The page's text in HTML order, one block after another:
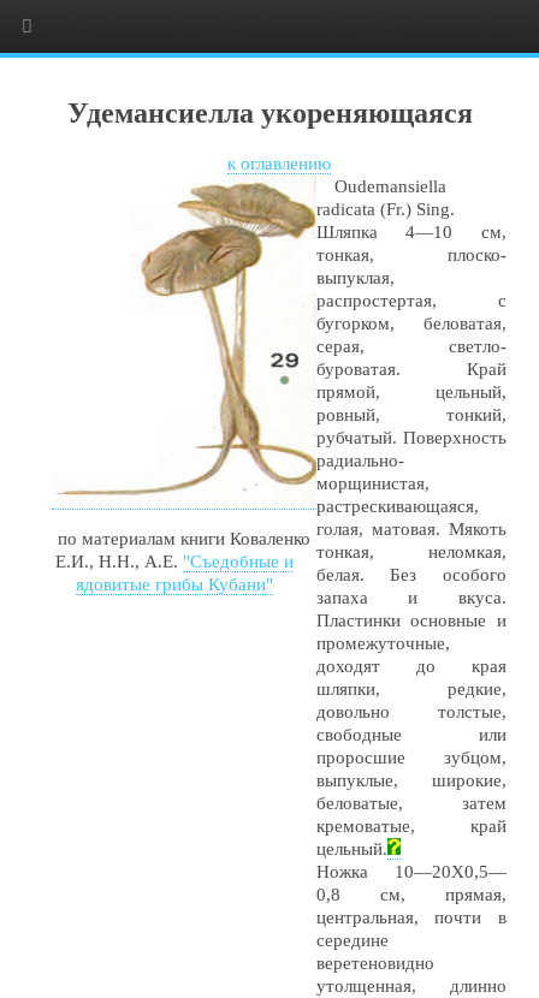
Удемансиелла укореняющаяся
к оглавлению
по материалам книги Коваленко
Е.И., Н.Н., А.Е. "Съедобные и
ядовитые грибы Кубани"
Oudemansiella
radicata (Fr.) Sing.
Шляпка 4—10 см,
тонкая, плоско-
выпуклая,
распростертая, с
бугорком, беловатая,
серая, светло-
буроватая. Край
прямой, цельный,
ровный, тонкий,
рубчатый. Поверхность
радиально-
морщинистая,
растрескивающаяся,
голая, матовая. Мякоть
тонкая, неломкая,
белая. Без особого
запаха и вкуса.
Пластинки основные и
промежуточные,
доходят до края
шляпки, редкие,
довольно толстые,
свободные или
проросшие зубцом,
выпуклые, широкие,
беловатые, затем
кремоватые, край
цельный.
Ножка 10—20X0,5—
0,8 см, прямая,
центральная, почти в
середине
веретеновидно
утолщенная, длинно